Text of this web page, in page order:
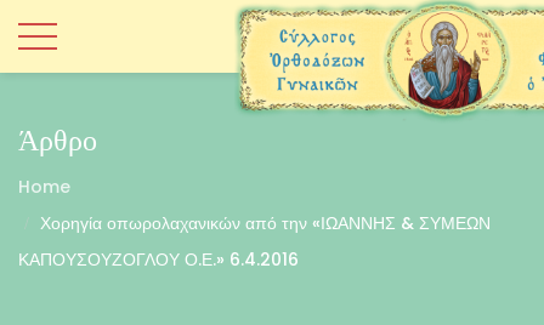
Άρθρο
Home
Χορηγία οπωρολαχανικών από την «ΙΩΑΝΝΗΣ & ΣΥΜΕΩΝ
ΚΑΠΟΥΣΟΥΖΟΓΛΟΥ Ο.Ε.» 6.4.2016